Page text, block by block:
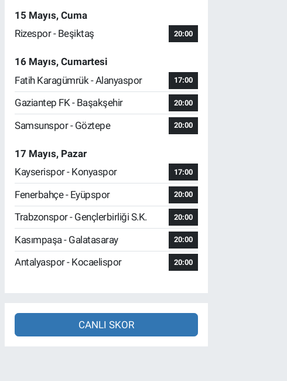
15 Mayıs, Cuma
Rizespor - Beşiktaş
20:00
16 Mayıs, Cumartesi
Fatih Karagümrük - Alanyaspor
17:00
Gaziantep FK - Başakşehir 20:00
Samsunspor - Göztepe 20:00
17 Mayıs, Pazar
Kayserispor - Konyaspor
17:00
Fenerbahçe - Eyüpspor 20:00
Trabzonspor - Gençlerbirliği S.K. 20:00
Kasımpaşa - Galatasaray 20:00
Antalyaspor - Kocaelispor 20:00
CANLI SKOR